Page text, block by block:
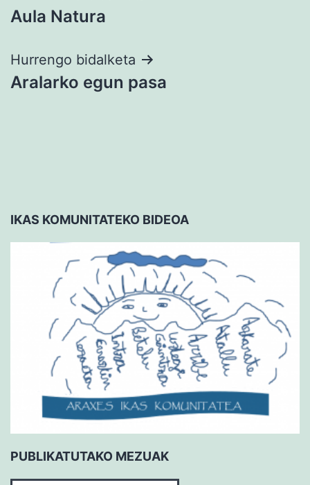
zehar
nabigatu
Aula Natura
Hurrengo bidalketa
Aralarko egun pasa
IKAS KOMUNITATEKO BIDEOA
PUBLIKATUTAKO MEZUAK